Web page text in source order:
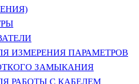
ИЗМЕРЕНИЯ ПАРАМЕТРОВ
ЗАМЫКАНИЯ
РАБОТЫ С КАБЕЛЕМ